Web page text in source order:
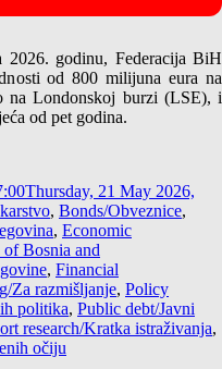
2026. godinu, Federacija BiH
od 800 milijuna eura na
na Londonskoj burzi (LSE), i
od pet godina.
Thursday, 21 May 2026,
, Bonds/Obveznice,
, Economic
of Bosnia and
, Financial
Za razmišljanje, Policy
politika, Public debt/Javni
research/Kratka istraživanja,
očiju